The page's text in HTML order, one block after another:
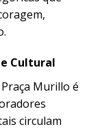
e Cultural
Murillo é
circulam